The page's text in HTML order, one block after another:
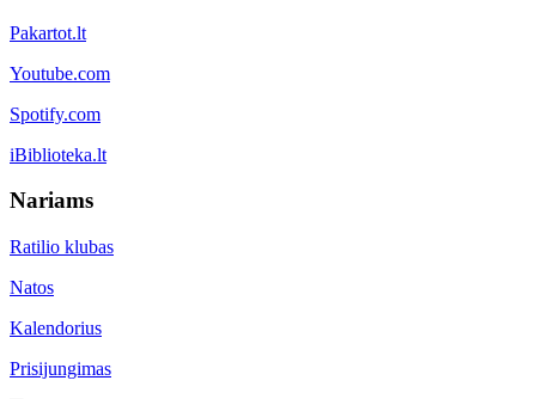
Pakartot.lt
Youtube.com
Spotify.com
iBiblioteka.lt
Nariams
Ratilio klubas
Natos
Kalendorius
Prisijungimas